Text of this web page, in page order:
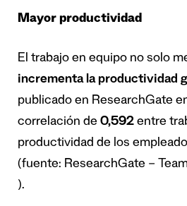
Mayor productividad
El trabajo en equipo no solo
incrementa la productividad
publicado en ResearchGate
correlación de 0,592 entre
productividad de los
(fuente: ResearchGate –
).